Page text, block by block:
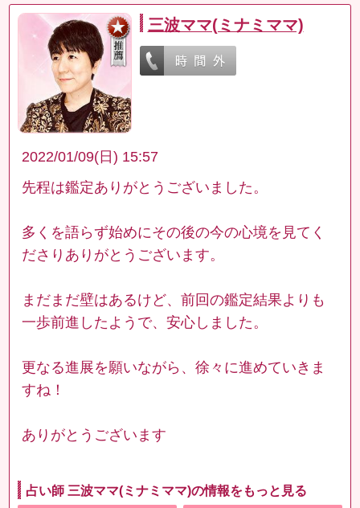
三波ママ(ミナミママ)
2022/01/09(日) 15:57
先程は鑑定ありがとうございました。
多くを語らず始めにその後の今の心境を見てく
ださりありがとうございます。
まだまだ壁はあるけど、前回の鑑定結果よりも
一歩前進したようで、安心しました。
更なる進展を願いながら、徐々に進めていきま
すね！
ありがとうございます
占い師 三波ママ(ミナミママ)の情報をもっと見る